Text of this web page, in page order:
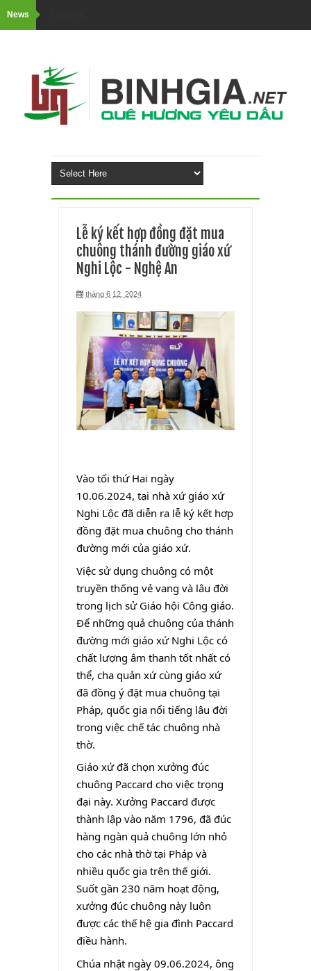
News
Lễ ký kết hợp đồng đặt mua
chuông thánh đường giáo xứ
Nghi Lộc - Nghệ An
tháng 6 12, 2024
Vào tối thứ Hai ngày
10.06.2024, tại nhà xứ giáo xứ
Nghi Lộc đã diễn ra lễ ký kết hợp
đồng đặt mua chuông cho thánh
đường mới của giáo xứ.
Việc sử dụng chuông có một
truyền thống vẻ vang và lâu đời
trong lịch sử Giáo hội Công giáo.
Để những quả chuông của thánh
đường mới giáo xứ Nghi Lộc có
chất lượng âm thanh tốt nhất có
thể, cha quản xứ cùng giáo xứ
đã đồng ý đặt mua chuông tại
Pháp, quốc gia nổi tiếng lâu đời
trong việc chế tác chuông nhà
thờ.
Giáo xứ đã chọn xưởng đúc
chuông Paccard cho việc trọng
đại này. Xưởng Paccard được
thành lập vào năm 1796, đã đúc
hàng ngàn quả chuông lớn nhỏ
cho các nhà thờ tại Pháp và
nhiều quốc gia trên thế giới.
Suốt gần 230 năm hoạt động,
xưởng đúc chuông này luôn
được các thế hệ gia đình Paccard
điều hành.
Chúa nhật ngày 09.06.2024, ông